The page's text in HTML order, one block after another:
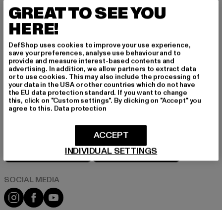
MÄNNER
FRAUEN
E-MAIL
ANMELDEN
Informationen dazu, wie DefShop mit Deinen Daten umgeht, findest Du
in unserer Datenschutzerklärung. Du kannst Dich jederzeit kostenfei
abmelden.Datenschutzerklärung lesen.
Play market
Instagram
FacebookYouTube
GREAT TO SEE YOU
HERE!
DefShop uses cookies to improve your use experience,
save your preferences, analyse use behaviour and to
provide and measure interest-based contents and
advertising. In addition, we allow partners to extract data
or to use cookies. This may also include the processing of
your data in the USA or other countries which do not have
the EU data protection standard. If you want to change
this, click on "Custom settings". By clicking on "Accept" you
agree to this. Data protection
INDIVIDUAL SETTINGS
ACCEPT